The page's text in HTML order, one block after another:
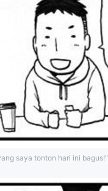
saya tonton hari ini bagus!"